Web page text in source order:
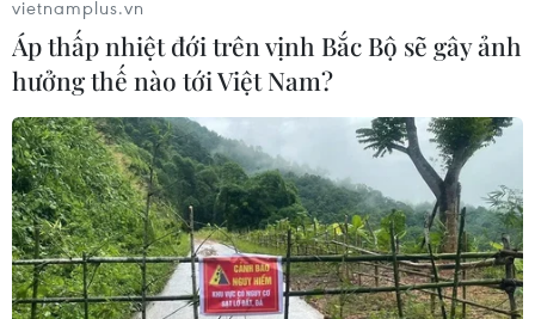
Ông Kim Jong-un từ chối dự Hội nghị cấp
cao đặc biệt Hàn Quốc-ASEAN
21/11/2019 08:50
Hội nghị cấp cao đặc biệt Hàn Quốc-ASEAN theo kế
hoạch diễn ra trong 2 ngày 25 và 26/11 tới, tại thành
phố cảng Busan, Đông Nam Hàn Quốc.
vietnamplus.vn
Áp thấp nhiệt đới trên vịnh Bắc Bộ sẽ gây ảnh
hưởng thế nào tới Việt Nam?